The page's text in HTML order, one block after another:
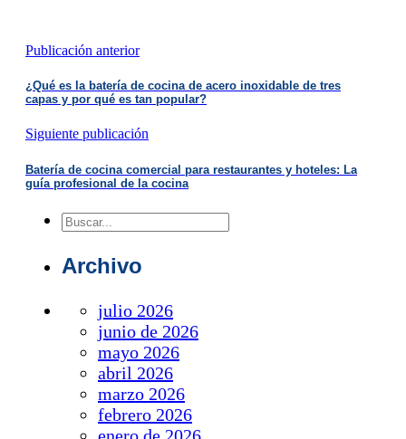
Publicación anterior
¿Qué es la batería de cocina de acero inoxidable de tres
capas y por qué es tan popular?
Siguiente publicación
Batería de cocina comercial para restaurantes y hoteles: La
guía profesional de la cocina
Buscar
Archivo
julio 2026
junio de 2026
mayo 2026
abril 2026
marzo 2026
febrero 2026